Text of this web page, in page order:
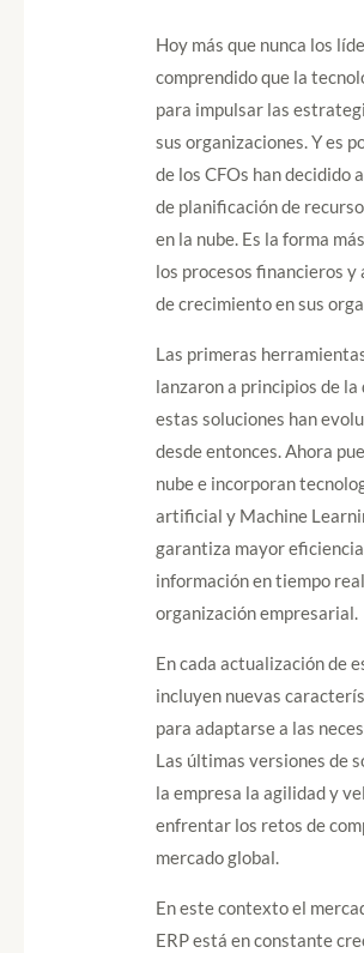
Hoy más que nunca los
comprendido que la
para impulsar las
sus organizaciones. Y es
de los CFOs han decidido
de planificación de
en la nube. Es la forma
los procesos financieros
de crecimiento en sus
Las primeras
lanzaron a principios de la
estas soluciones han
desde entonces. Ahora
nube e incorporan
artificial y Machine
garantiza mayor
información en tiempo
organización empresarial.
En cada actualización de
incluyen nuevas
para adaptarse a las
Las últimas versiones de
la empresa la agilidad y
enfrentar los retos de
mercado global.
En este contexto el
ERP está en constante